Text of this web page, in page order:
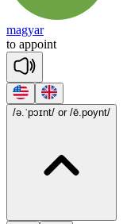
magyar
to appoint
/ə.ˈpɔɪnt/ or /ē.poynt/